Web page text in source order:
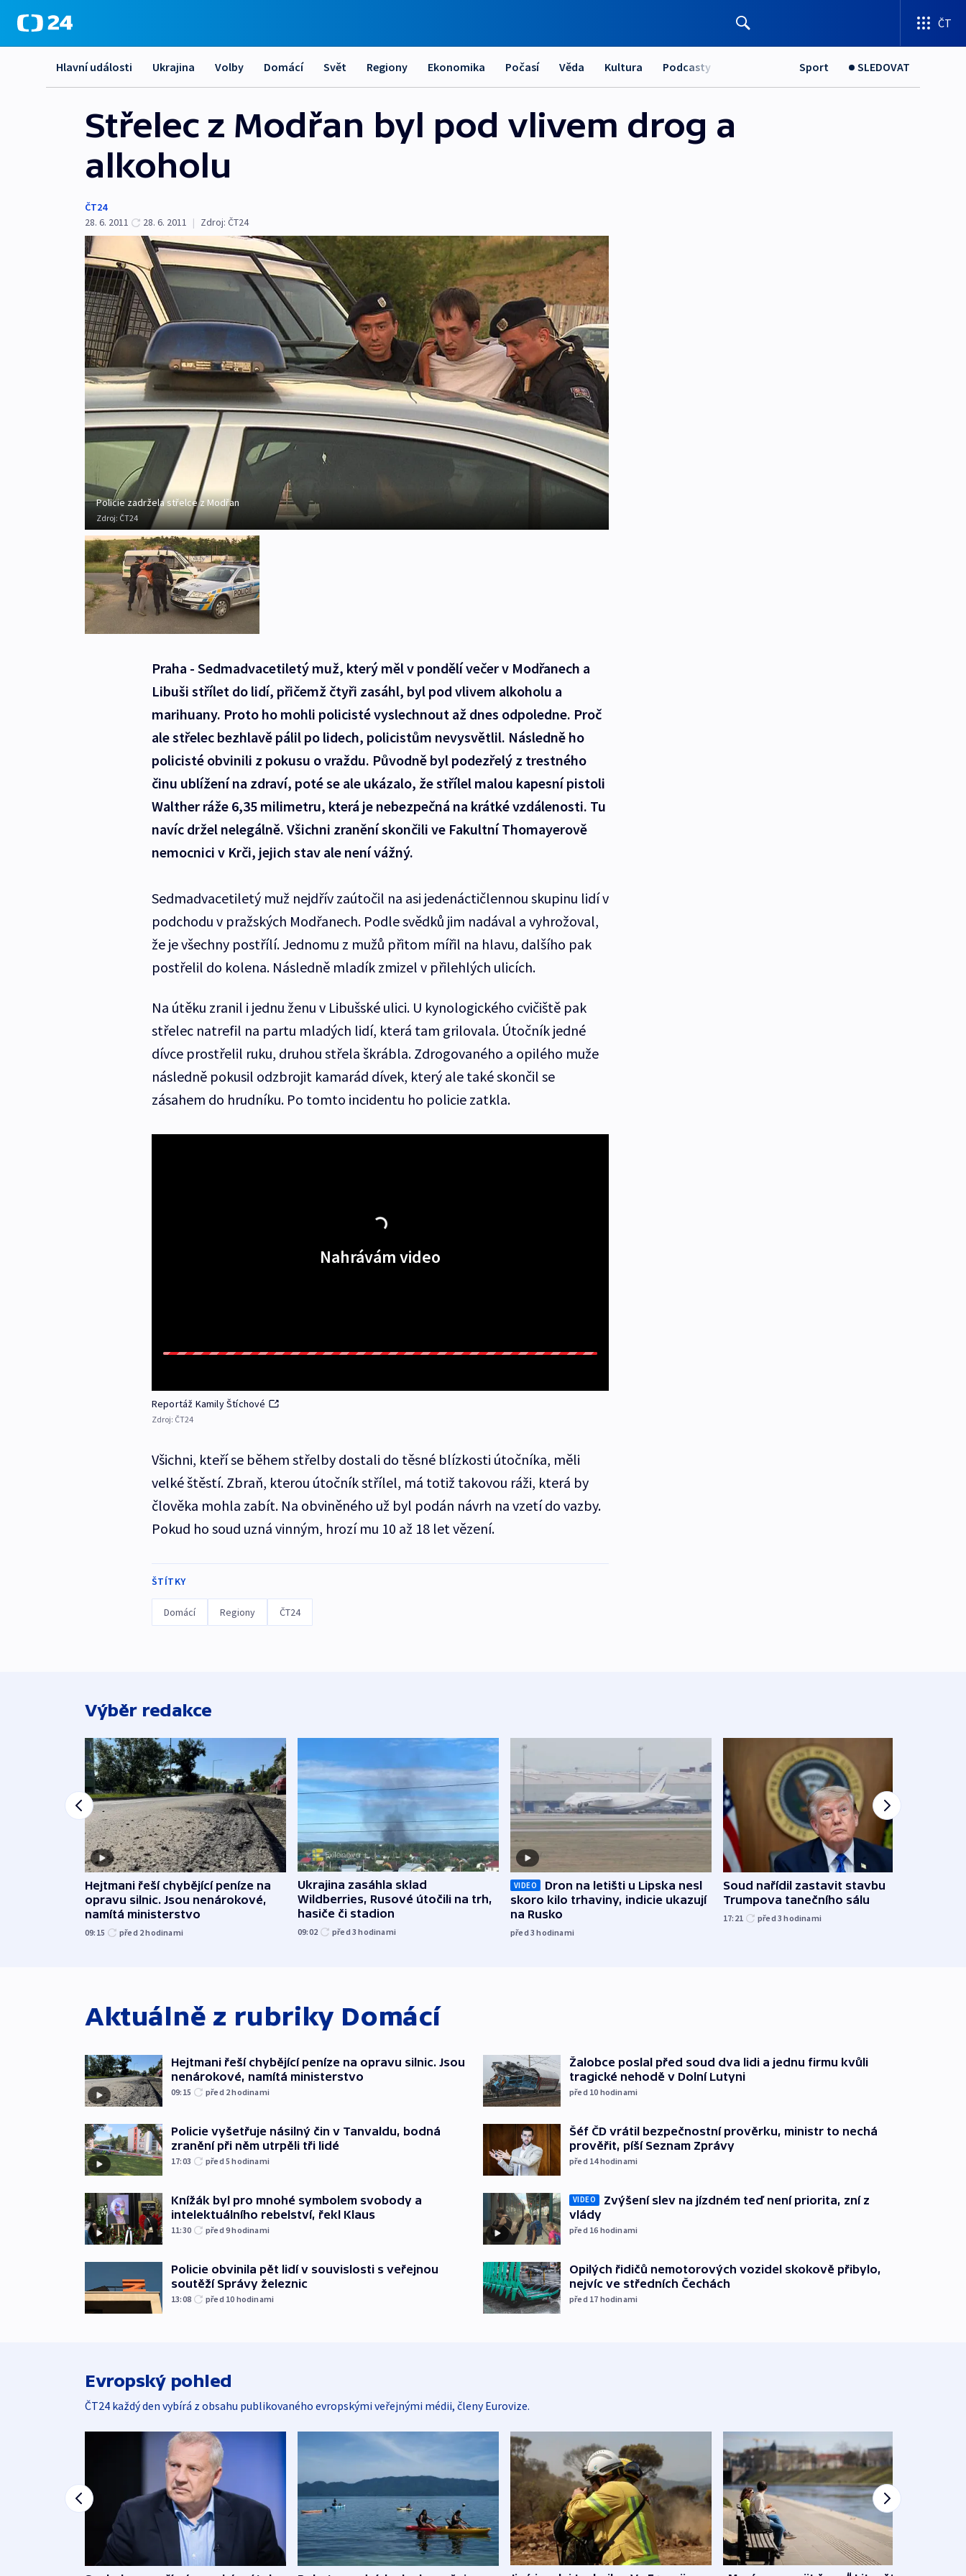
ČT
Hlavní události Ukrajina Volby Domácí Svět Regiony Ekonomika Počasí Věda Kultura Podcasty Sport SLEDOVAT
Střelec z Modřan byl pod vlivem drog a
alkoholu
ČT24
28. 6. 2011
28. 6. 2011 | Zdroj: ČT24
Policie zadržela střelce z Modřan
Zdroj: ČT24
Praha - Sedmadvacetiletý muž, který měl v pondělí večer v Modřanech a
Libuši střílet do lidí, přičemž čtyři zasáhl, byl pod vlivem alkoholu a
marihuany. Proto ho mohli policisté vyslechnout až dnes odpoledne. Proč
ale střelec bezhlavě pálil po lidech, policistům nevysvětlil. Následně ho
policisté obvinili z pokusu o vraždu. Původně byl podezřelý z trestného
činu ublížení na zdraví, poté se ale ukázalo, že střílel malou kapesní pistoli
Walther ráže 6,35 milimetru, která je nebezpečná na krátké vzdálenosti. Tu
navíc držel nelegálně. Všichni zranění skončili ve Fakultní Thomayerově
nemocnici v Krči, jejich stav ale není vážný.
Sedmadvacetiletý muž nejdřív zaútočil na asi jedenáctičlennou skupinu lidí v
podchodu v pražských Modřanech. Podle svědků jim nadával a vyhrožoval,
že je všechny postřílí. Jednomu z mužů přitom mířil na hlavu, dalšího pak
postřelil do kolena. Následně mladík zmizel v přilehlých ulicích.
Na útěku zranil i jednu ženu v Libušské ulici. U kynologického cvičiště pak
střelec natrefil na partu mladých lidí, která tam grilovala. Útočník jedné
dívce prostřelil ruku, druhou střela škrábla. Zdrogovaného a opilého muže
následně pokusil odzbrojit kamarád dívek, který ale také skončil se
zásahem do hrudníku. Po tomto incidentu ho policie zatkla.
Nahrávám video
Reportáž Kamily Štíchové
Zdroj: ČT24
Všichni, kteří se během střelby dostali do těsné blízkosti útočníka, měli
velké štěstí. Zbraň, kterou útočník střílel, má totiž takovou ráži, která by
člověka mohla zabít. Na obviněného už byl podán návrh na vzetí do vazby.
Pokud ho soud uzná vinným, hrozí mu 10 až 18 let vězení.
ŠTÍTKY
Domácí Regiony ČT24
Výběr redakce
Hejtmani řeší chybějící peníze na
opravu silnic. Jsou nenárokové,
namítá ministerstvo
09:15 před 2hodinami
Ukrajina zasáhla sklad
Wildberries, Rusové útočili na trh,
hasiče či stadion
09:02 před 3hodinami
VIDEO
Dron na letišti u Lipska nesl
skoro kilo trhaviny, indicie ukazují
na Rusko
před 3hodinami
Soud nařídil zastavit stavbu
Trumpova tanečního sálu
17:21 před 3hodinami
Aktuálně z rubriky Domácí
Hejtmani řeší chybějící peníze na opravu silnic. Jsou
nenárokové, namítá ministerstvo
09:15 před 2hodinami
Policie vyšetřuje násilný čin v Tanvaldu, bodná
zranění při něm utrpěli tři lidé
17:03 před 5hodinami
Knížák byl pro mnohé symbolem svobody a
intelektuálního rebelství, řekl Klaus
11:30 před 9hodinami
Policie obvinila pět lidí v souvislosti s veřejnou
soutěží Správy železnic
13:08 před 10 hodinami
Žalobce poslal před soud dva lidi a jednu firmu kvůli
tragické nehodě v Dolní Lutyni
před 10 hodinami
Šéf ČD vrátil bezpečnostní prověrku, ministr to nechá
prověřit, píší Seznam Zprávy
před 14hodinami
VIDEO
Zvýšení slev na jízdném teď není priorita, zní z
vlády
před 16 hodinami
Opilých řidičů nemotorových vozidel skokově přibylo,
nejvíc ve středních Čechách
před 17 hodinami
Evropský pohled
ČT24 každý den vybírá z obsahu publikovaného evropskými veřejnými médii, členy Eurovize.